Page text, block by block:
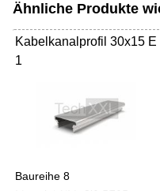
Ähnliche Produkte
Kabelkanalprofil 30x15 E
1
Baureihe 8